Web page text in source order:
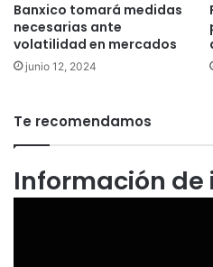
Banxico tomará medidas
necesarias ante
volatilidad en mercados
junio 12, 2024
Te recomendamos
Información de